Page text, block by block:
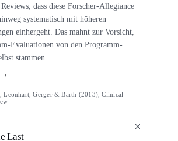
dass diese Forscher-Allegiance
systematisch mit höheren
einhergeht. Das mahnt zur Vorsicht,
Evaluationen von den Programm-
stammen.
→
Leonhart, Gerger & Barth (2013), Clinical
Last